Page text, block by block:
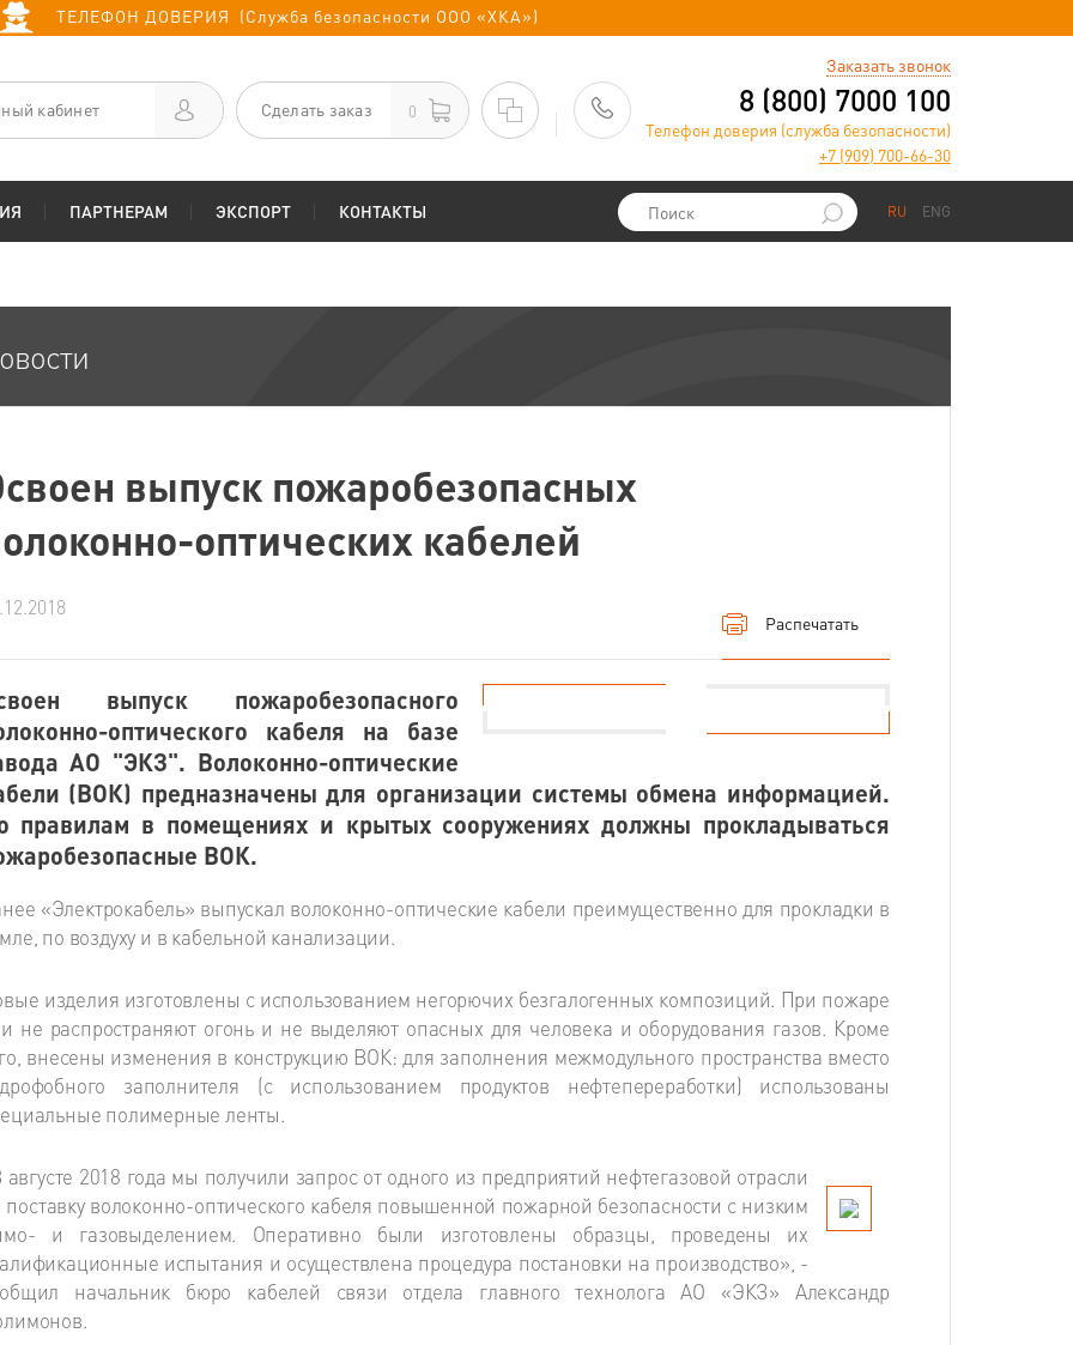
ТЕЛЕФОН ДОВЕРИЯ (Служба безопасности ООО «ХКА»)
кабинет Сделать заказ 0
Заказать звонок
8 (800) 7000 100
Телефон доверия (служба безопасности)
+7 (909) 700-66-30
ПАРТНЕРАМ ЭКСПОРТ КОНТАКТЫ RU ENG
выпуск пожаробезопасных
оптических кабелей
Распечатать
выпуск пожаробезопасного
оптического кабеля на базе
АО "ЭКЗ". Волоконно-оптические
(ВОК) предназначены для организации системы обмена информацией.
правилам в помещениях и крытых сооружениях должны прокладываться
ВОК.
«Электрокабель» выпускал волоконно-оптические кабели преимущественно для прокладки в
по воздуху и в кабельной канализации.
изделия изготовлены с использованием негорючих безгалогенных композиций. При пожаре
не распространяют огонь и не выделяют опасных для человека и оборудования газов. Кроме
внесены изменения в конструкцию ВОК: для заполнения межмодульного пространства вместо
заполнителя (с использованием продуктов нефтепереработки) использованы
полимерные ленты.
августе 2018 года мы получили запрос от одного из предприятий нефтегазовой отрасли
поставку волоконно-оптического кабеля повышенной пожарной безопасности с низким
и газовыделением. Оперативно были изготовлены образцы, проведены их
испытания и осуществлена процедура постановки на производство», -
начальник бюро кабелей связи отдела главного технолога АО «ЭКЗ» Александр